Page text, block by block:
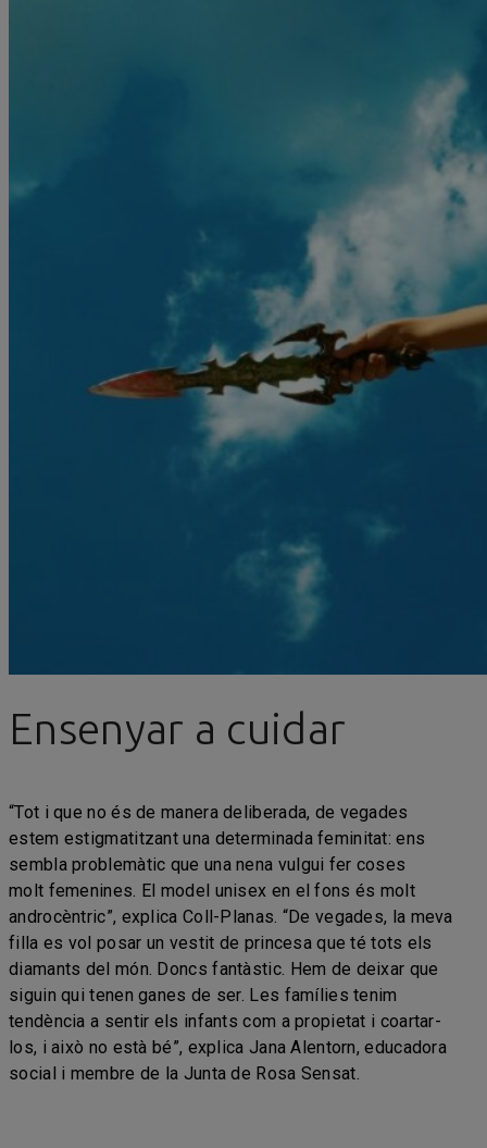
Ensenyar a cuidar
“Tot i que no és de manera deliberada, de vegades
estem estigmatitzant una determinada feminitat: ens
sembla problemàtic que una nena vulgui fer coses
molt femenines. El model unisex en el fons és molt
androcèntric”, explica Coll-Planas. “De vegades, la meva
filla es vol posar un vestit de princesa que té tots els
diamants del món. Doncs fantàstic. Hem de deixar que
siguin qui tenen ganes de ser. Les famílies tenim
tendència a sentir els infants com a propietat i coartar-
los, i això no està bé”, explica Jana Alentorn, educadora
social i membre de la Junta de Rosa Sensat.